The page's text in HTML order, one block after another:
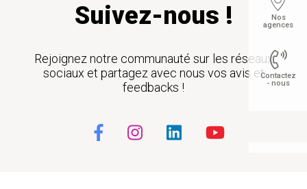
Suivez-nous !
Rejoignez notre communauté sur les réseaux
sociaux et partagez avec nous vos avis et
feedbacks !
Nos
agences
Contactez
- nous